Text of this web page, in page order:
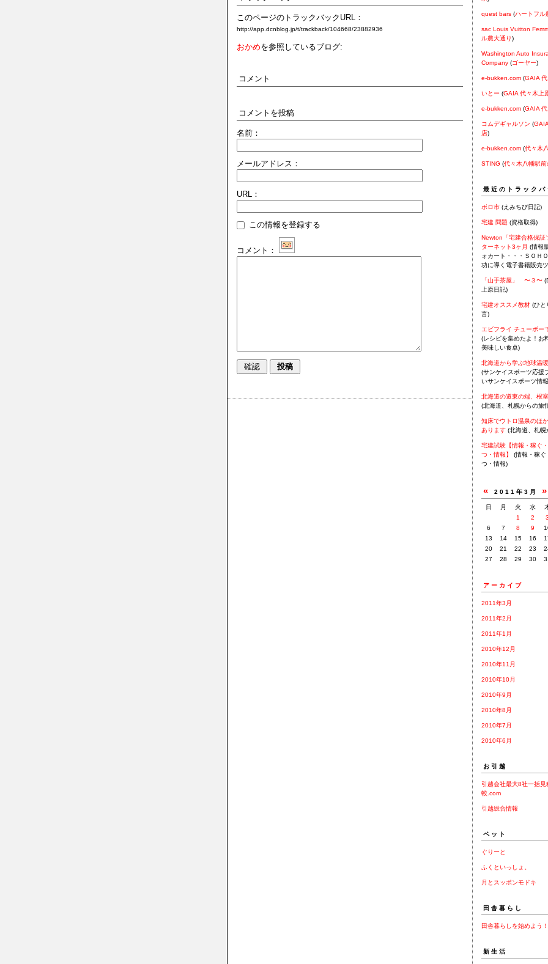
このページのトラックバックURL：
http://app.dcnblog.jp/t/trackback/104668/23882936
おかめを参照しているブログ:
コメント
コメントを投稿
名前：
メールアドレス：
URL：
この情報を登録する
コメント：
quest bars (ハートフル
sac Louis Vuitton
ル農大通り)
Washington Auto
Company (ゴーヤー)
e-bukken.com (GAIA
いとー (GAIA 代々木上
e-bukken.com (GAIA
コムデギャルソン (
店)
e-bukken.com (代々木
STING (代々木八幡駅前
最近のトラックバ
ボロ市 (えみちび日記)
宅建 問題 (資格取得)
Newton「宅建合格保証
ターネット3ヶ月 (情報
ォカート・・・ＳＯＨ
功に導く電子書籍販売
「山手茶屋」 〜３〜
上原日記)
宅建オススメ教材 (ひと
言)
エビフライ チューボー
(レシピを集めたよ！お
美味しい食卓)
北海道から学ぶ地球温
(サンケイスポーツ応援
いサンケイスポーツ情
北海道の道東の端、根
(北海道、札幌からの旅
知床でウトロ温泉のほ
あります (北海道、札幌
宅建試験【情報・稼ぐ
つ・情報】
(情報・稼ぐ
つ・情報)
« 2011年3月 »
日 月 火 水
1
2 3
6
7 8 9
13
14 15 16
20
21 22 23
27
28 29 30
アーカイブ
2011年3月
2011年2月
2011年1月
2010年12月
2010年11月
2010年10月
2010年9月
2010年8月
2010年7月
2010年6月
お引越
引越会社最大8社一括見
較.com
引越総合情報
ペット
ぐりーと
ふくといっしょ。
月とスッポンモドキ
田舎暮らし
田舎暮らしを始めよう！
新生活